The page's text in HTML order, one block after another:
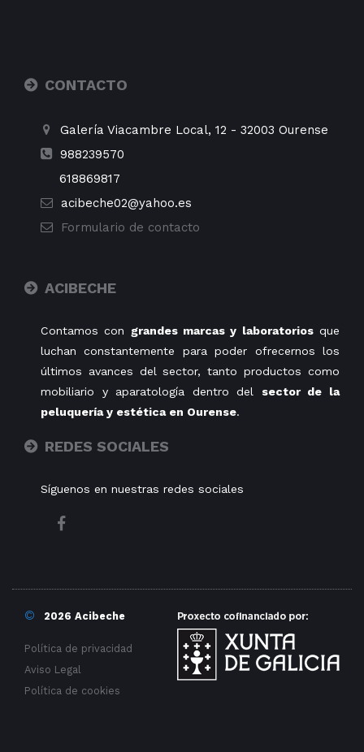
CONTACTO
Galería Viacambre Local, 12 - 32003 Ourense
988239570
618869817
acibeche02@yahoo.es
Formulario de contacto
ACIBECHE
Contamos con grandes marcas y laboratoriosque
luchan constantemente para poder ofrecernos los
últimos avances del sector, tanto productos como
mobiliario y aparatología dentro del sector de la
peluquería y estética en Ourense.
REDES SOCIALES
Síguenos en nuestras redes sociales
© 2026 Acibeche
Política de privacidad
Aviso Legal
Política de cookies